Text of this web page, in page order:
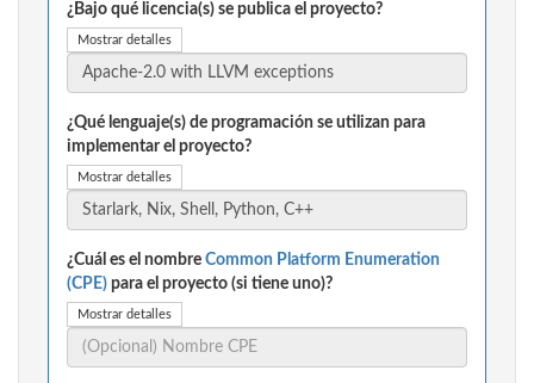
¿Bajo qué licencia(s) se publica el proyecto?
Mostrar detalles
¿Qué lenguaje(s) de programación se utilizan para
implementar el proyecto?
Mostrar detalles
¿Cuál es el nombre Common Platform Enumeration
(CPE) para el proyecto (si tiene uno)?
Mostrar detalles